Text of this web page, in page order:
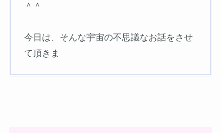
＾＾
今日は、そんな宇宙の不思議なお話をさせ
て頂きま